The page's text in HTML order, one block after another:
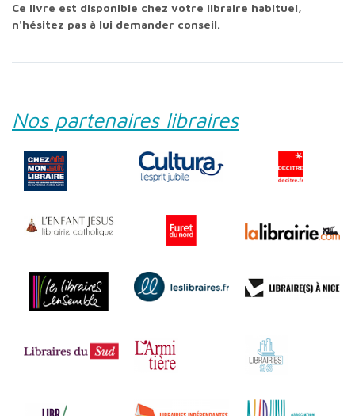
Ce livre est disponible chez votre libraire habituel,
n'hésitez pas à lui demander conseil.
Nos partenaires libraires